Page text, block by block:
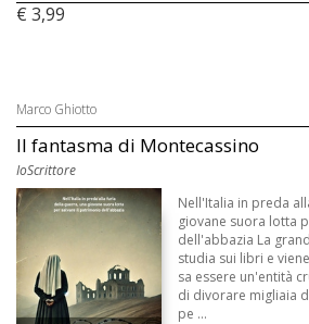
€ 3,99
Marco Ghiotto
Il fantasma di Montecassino
IoScrittore
Nell'Italia in preda
giovane suora lotta
dell'abbazia La
studia sui libri e
sa essere un'entità
di divorare migliaia
pe ...